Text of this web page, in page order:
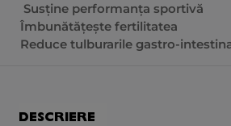
Susține performanța sportivă
Îmbunătățește fertilitatea
Reduce tulburarile gastro-
DESCRIERE